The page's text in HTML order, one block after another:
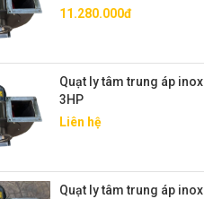
11.280.000đ
Quạt ly tâm trung áp inox
3HP
Liên hệ
Quạt ly tâm trung áp inox